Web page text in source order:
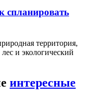
спланировать
территория,
и экологический
интересные